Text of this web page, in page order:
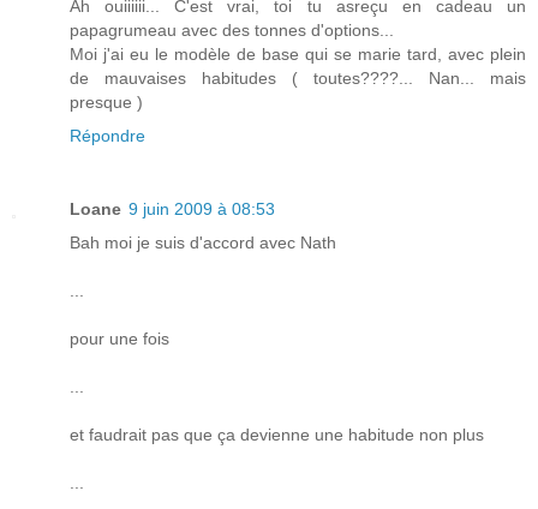
Ah ouiiiiii... C'est vrai, toi tu asreçu en cadeau un
papagrumeau avec des tonnes d'options...
Moi j'ai eu le modèle de base qui se marie tard, avec plein
de mauvaises habitudes ( toutes????... Nan... mais
presque )
Répondre
Loane 9 juin 2009 à 08:53
Bah moi je suis d'accord avec Nath
...
pour une fois
...
et faudrait pas que ça devienne une habitude non plus
...